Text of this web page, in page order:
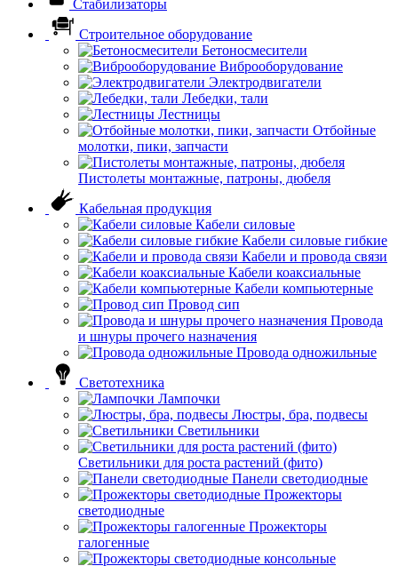
Стабилизаторы
Строительное оборудование
Бетоносмесители
Виброоборудование
Электродвигатели
Лебедки, тали
Лестницы
Отбойные
молотки, пики, запчасти
Пистолеты монтажные, патроны, дюбеля
Кабельная продукция
Кабели силовые
Кабели силовые гибкие
Кабели и провода связи
Кабели коаксиальные
Кабели компьютерные
Провод сип
Провода
и шнуры прочего назначения
Провода одножильные
Светотехника
Лампочки
Люстры, бра, подвесы
Светильники
Светильники для роста растений (фито)
Панели светодиодные
Прожекторы
светодиодные
Прожекторы
галогенные